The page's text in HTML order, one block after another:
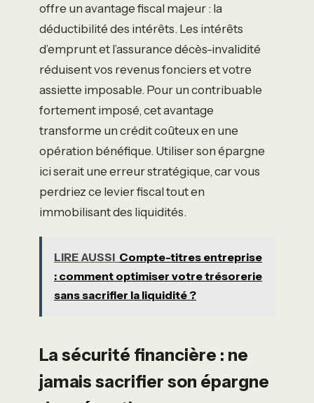
offre un avantage fiscal majeur : la
déductibilité des intérêts. Les intérêts
d’emprunt et l’assurance décès-invalidité
réduisent vos revenus fonciers et votre
assiette imposable. Pour un contribuable
fortement imposé, cet avantage
transforme un crédit coûteux en une
opération bénéfique. Utiliser son épargne
ici serait une erreur stratégique, car vous
perdriez ce levier fiscal tout en
immobilisant des liquidités.
LIRE AUSSI Compte-titres entreprise
: comment optimiser votre trésorerie
sans sacrifier la liquidité ?
La sécurité financière : ne
jamais sacrifier son épargne